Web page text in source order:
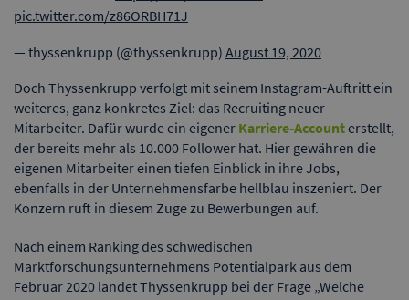
pic.twitter.com/z86ORBH71J
— thyssenkrupp (@thyssenkrupp) August 19, 2020
Doch Thyssenkrupp verfolgt mit seinem Instagram-Auftritt ein
weiteres, ganz konkretes Ziel: das Recruiting neuer
Mitarbeiter. Dafür wurde ein eigener Karriere-Accounterstellt,
der bereits mehr als 10.000 Follower hat. Hier gewähren die
eigenen Mitarbeiter einen tiefen Einblick in ihre Jobs,
ebenfalls in der Unternehmensfarbe hellblau inszeniert. Der
Konzern ruft in diesem Zuge zu Bewerbungen auf.
Nach einem Ranking des schwedischen
Marktforschungsunternehmens Potentialpark aus dem
Februar 2020 landet Thyssenkrupp bei der Frage „Welche